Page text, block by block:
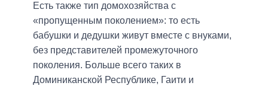
Есть также тип домохозяйства с
«пропущенным поколением»: то есть
бабушки и дедушки живут вместе с внуками,
без представителей промежуточного
поколения. Больше всего таких в
Доминиканской Республике, Гаити и